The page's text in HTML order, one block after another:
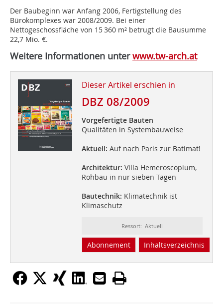
Der Baubeginn war Anfang 2006, Fertigstellung des
Bürokomplexes war 2008/2009. Bei einer
Nettogeschossfläche von 15 360 m² betrugt die Bausumme
22,7 Mio. €.
Weitere Informationen unterwww.tw-arch.at
Dieser Artikel erschien in
DBZ 08/2009
Vorgefertigte Bauten
Qualitäten in Systembauweise
Aktuell: Auf nach Paris zur Batimat!
Architektur: Villa Hemeroscopium,
Rohbau in nur sieben Tagen
Bautechnik: Klimatechnik ist
Klimaschutz
Ressort: Aktuell
Abonnement Inhaltsverzeichnis